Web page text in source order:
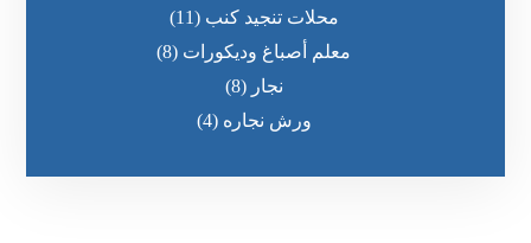
محلات تنجيد كنب (11)
معلم أصباغ وديكورات (8)
نجار (8)
ورش نجاره (4)